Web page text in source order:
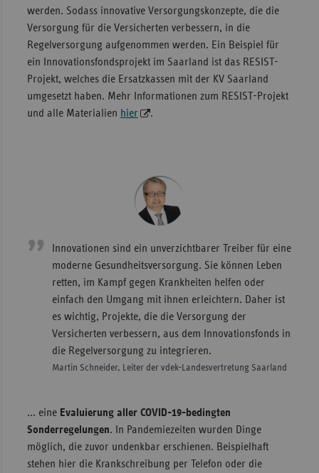
werden. Sodass innovative Versorgungskonzepte, die die
Versorgung für die Versicherten verbessern, in die
Regelversorgung aufgenommen werden. Ein Beispiel für
ein Innovationsfondsprojekt im Saarland ist das RESIST-
Projekt, welches die Ersatzkassen mit der KV Saarland
umgesetzt haben. Mehr Informationen zum RESIST-Projekt
und alle Materialien hier .
Innovationen sind ein unverzichtbarer Treiber für eine
moderne Gesundheitsversorgung. Sie können Leben
retten, im Kampf gegen Krankheiten helfen oder
einfach den Umgang mit ihnen erleichtern. Daher ist
es wichtig, Projekte, die die Versorgung der
Versicherten verbessern, aus dem Innovationsfonds in
die Regelversorgung zu integrieren.
Martin Schneider, Leiter der vdek-Landesvertretung Saarland
... eine Evaluierung aller COVID-19-bedingten
Sonderregelungen. In Pandemiezeiten wurden Dinge
möglich, die zuvor undenkbar erschienen. Beispielhaft
stehen hier die Krankschreibung per Telefon oder die